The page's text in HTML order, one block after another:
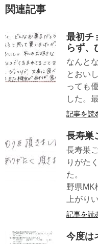
関連記事
最初チ
らず
なんと
とおい
っても
した。
記事を読
長寿巣
長寿巣
りがた
野県
上がり
記事を読
今度は